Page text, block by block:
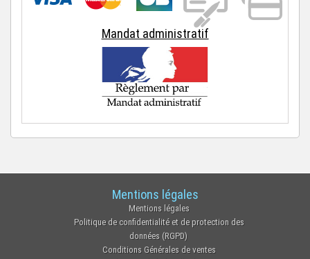
Mandat administratif
Mentions légales
Mentions légales
Politique de confidentialité et de protection des
données (RGPD)
Conditions Générales de ventes